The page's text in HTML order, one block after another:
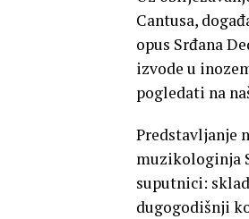
Cantusa,
opus Srđana
izvode u
pogledati na
Predstavljanje
muzikologinja
suputnici:
dugogodišnji